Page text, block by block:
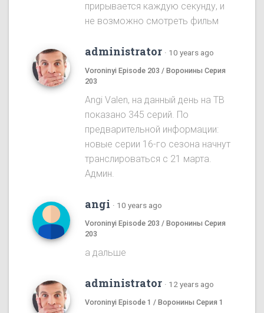
прирывается каждую секунду, и
не возможно смотреть фильм
administrator · 10 years ago
Voroninyi Episode 203 / Воронины Серия
203
Angi Valen, на данный день на ТВ
показано 345 серий. По
предварительной информации:
новые серии 16-го сезона начнут
транслироваться с 21 марта.
Админ.
angi · 10 years ago
Voroninyi Episode 203 / Воронины Серия
203
а дальше
administrator · 12 years ago
Voroninyi Episode 1 / Воронины Серия 1